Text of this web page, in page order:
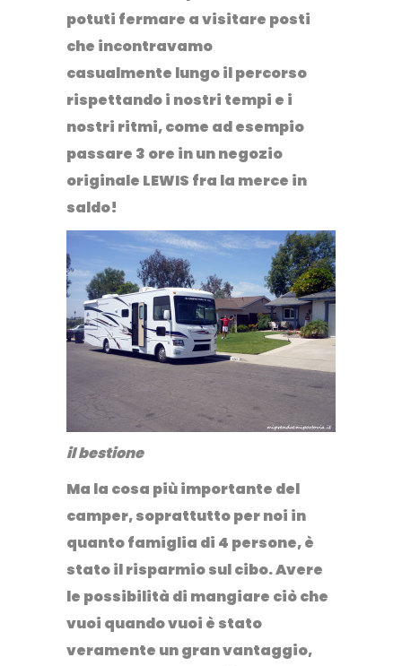
potuti fermare a visitare posti
che incontravamo
casualmente lungo il percorso
rispettando i nostri tempi e i
nostri ritmi, come ad esempio
passare 3 ore in un negozio
originale LEWIS fra la merce in
saldo!
il bestione
Ma la cosa più importante del
camper, soprattutto per noi in
quanto famiglia di 4 persone, è
stato ilrisparmio sul cibo. Avere
le possibilità di mangiare ciò che
vuoi quando vuoi è stato
veramente un gran vantaggio,